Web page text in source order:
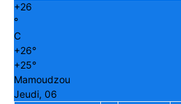
+26
°
C
+26°
+25°
Mamoudzou
Jeudi, 06